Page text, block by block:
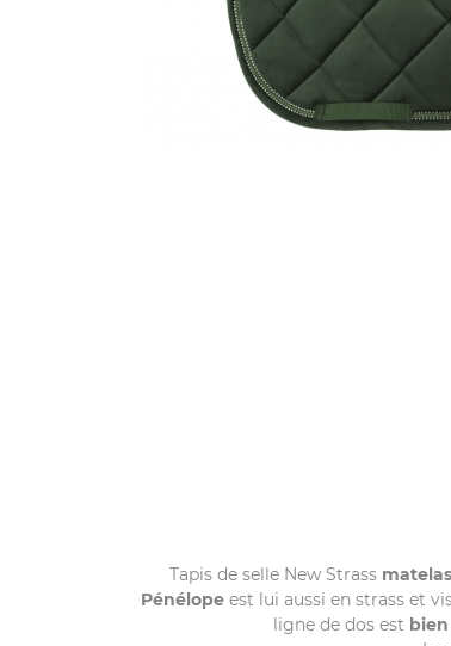
Tapis de selle New Strass
Pénélope est lui aussi en strass et
ligne de dos est